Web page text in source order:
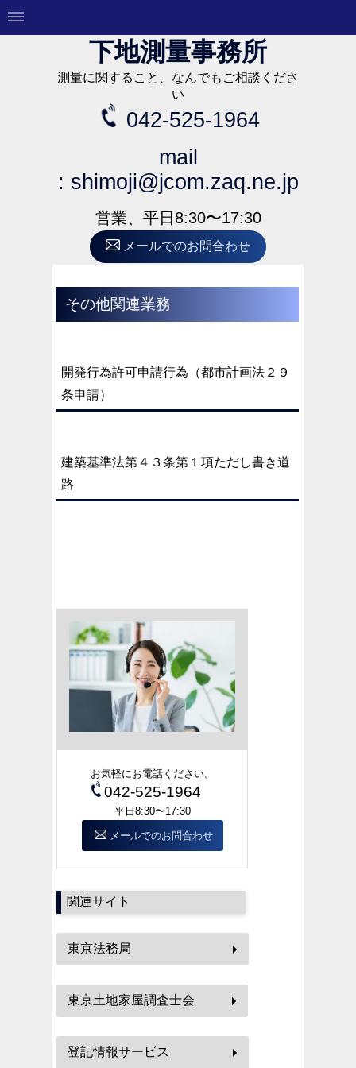
下地測量事務所
測量に関すること、なんでもご相談くださ
い
042-525-1964
mail
: shimoji@jcom.zaq.ne.jp
営業、平日8:30〜17:30
メールでのお問合わせ
その他関連業務
開発行為許可申請行為（都市計画法２９
条申請）
建築基準法第４３条第１項ただし書き道
路
お気軽にお電話ください。
042-525-1964
平日8:30〜17:30
メールでのお問合わせ
関連サイト
東京法務局
東京土地家屋調査士会
登記情報サービス